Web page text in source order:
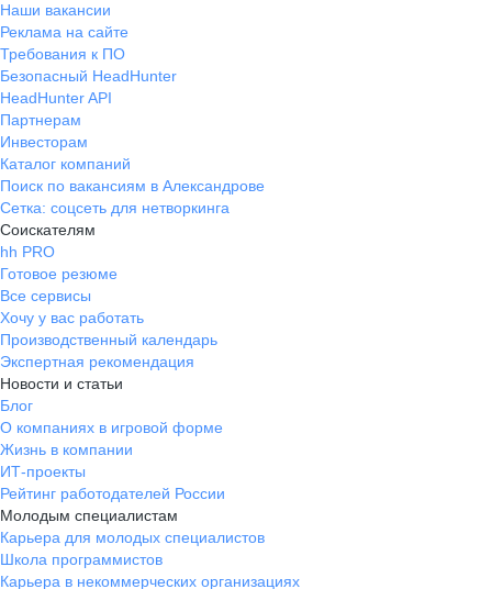
Наши вакансии
Реклама на сайте
Требования к ПО
Безопасный HeadHunter
HeadHunter API
Партнерам
Инвесторам
Каталог компаний
Поиск по вакансиям в Александрове
Сетка: соцсеть для нетворкинга
Соискателям
hh PRO
Готовое резюме
Все сервисы
Хочу у вас работать
Производственный календарь
Экспертная рекомендация
Новости и статьи
Блог
О компаниях в игровой форме
Жизнь в компании
ИТ-проекты
Рейтинг работодателей России
Молодым специалистам
Карьера для молодых специалистов
Школа программистов
Карьера в некоммерческих организациях